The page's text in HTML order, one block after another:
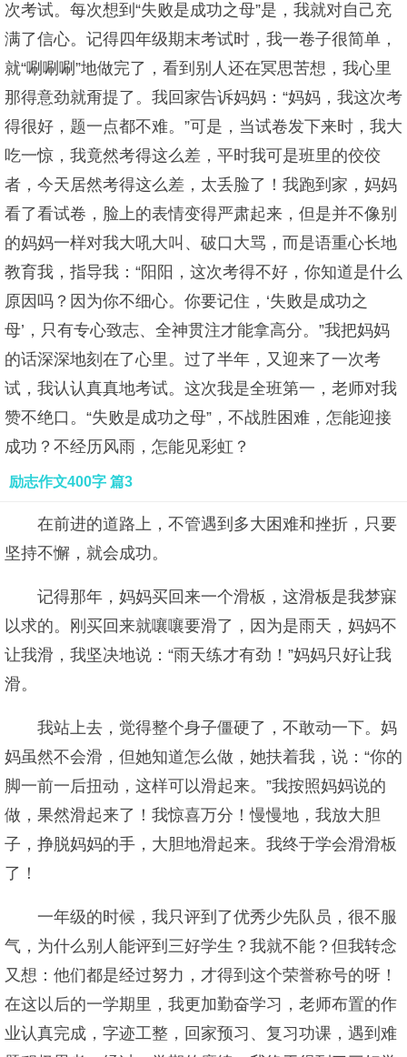
次考试。每次想到“失败是成功之母”是，我就对自己充
满了信心。记得四年级期末考试时，我一卷子很简单，
就“唰唰唰”地做完了，看到别人还在冥思苦想，我心里
那得意劲就甭提了。我回家告诉妈妈：“妈妈，我这次考
得很好，题一点都不难。”可是，当试卷发下来时，我大
吃一惊，我竟然考得这么差，平时我可是班里的佼佼
者，今天居然考得这么差，太丢脸了！我跑到家，妈妈
看了看试卷，脸上的表情变得严肃起来，但是并不像别
的妈妈一样对我大吼大叫、破口大骂，而是语重心长地
教育我，指导我：“阳阳，这次考得不好，你知道是什么
原因吗？因为你不细心。你要记住，‘失败是成功之
母’，只有专心致志、全神贯注才能拿高分。”我把妈妈
的话深深地刻在了心里。过了半年，又迎来了一次考
试，我认认真真地考试。这次我是全班第一，老师对我
赞不绝口。“失败是成功之母”，不战胜困难，怎能迎接
成功？不经历风雨，怎能见彩虹？
励志作文400字 篇3
在前进的道路上，不管遇到多大困难和挫折，只要
坚持不懈，就会成功。
记得那年，妈妈买回来一个滑板，这滑板是我梦寐
以求的。刚买回来就嚷嚷要滑了，因为是雨天，妈妈不
让我滑，我坚决地说：“雨天练才有劲！”妈妈只好让我
滑。
我站上去，觉得整个身子僵硬了，不敢动一下。妈
妈虽然不会滑，但她知道怎么做，她扶着我，说：“你的
脚一前一后扭动，这样可以滑起来。”我按照妈妈说的
做，果然滑起来了！我惊喜万分！慢慢地，我放大胆
子，挣脱妈妈的手，大胆地滑起来。我终于学会滑滑板
了！
一年级的时候，我只评到了优秀少先队员，很不服
气，为什么别人能评到三好学生？我就不能？但我转念
又想：他们都是经过努力，才得到这个荣誉称号的呀！
在这以后的一学期里，我更加勤奋学习，老师布置的作
业认真完成，字迹工整，回家预习、复习功课，遇到难